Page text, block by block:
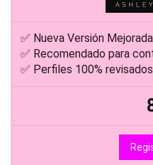
✅ Nueva Versión Mejorada
✅ Recomendado para
✅ Perfiles 100% revisados